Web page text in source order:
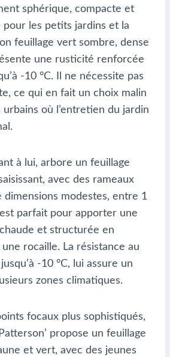
sphérique, compacte et
pour les petits jardins et la
feuillage vert sombre, dense
une rusticité renforcée
-10 °C. Il ne nécessite pas
ce qui en fait un choix malin
urbains où l’entretien du jardin
à lui, arbore un feuillage
avec des rameaux
dimensions modestes, entre 1
parfait pour apporter une
et structurée en
rocaille. La résistance au
-10 °C, lui assure un
zones climatiques.
focaux plus sophistiqués,
propose un feuillage
et vert, avec des jeunes